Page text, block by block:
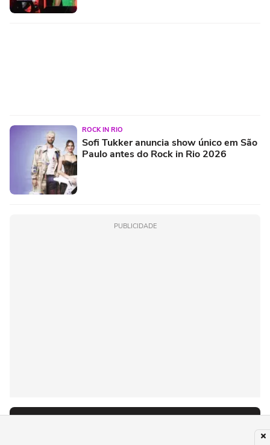
ROCK IN RIO
Sofi Tukker anuncia show único em São
Paulo antes do Rock in Rio 2026
PUBLICIDADE